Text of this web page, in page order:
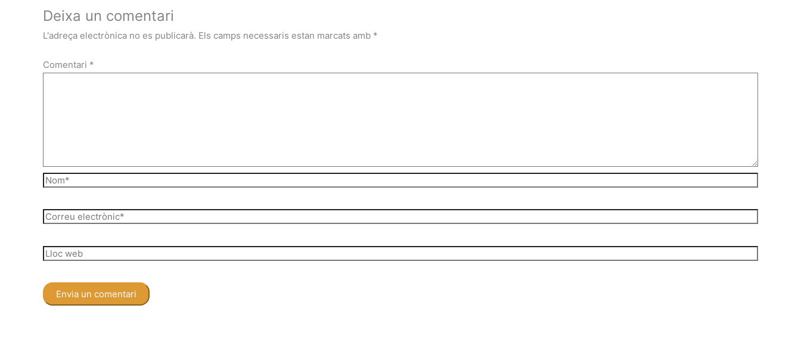
Deixa un comentari
L'adreça electrònica no es publicarà. Els camps necessaris estan marcats amb *
Comentari *
Nom*
Correu
Lloc